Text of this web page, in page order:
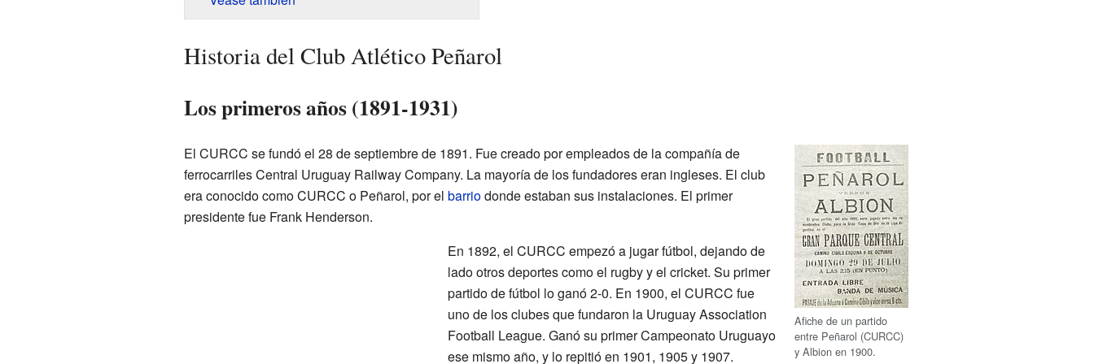
Historia del Club Atlético Peñarol
Los primeros años (1891-1931)
Afiche de un partido
entre Peñarol (CURCC)
y Albion en 1900.
El CURCC se fundó el 28 de septiembre de 1891. Fue creado por empleados de la compañía de
ferrocarriles Central Uruguay Railway Company. La mayoría de los fundadores eran ingleses. El club
era conocido como CURCC o Peñarol, por el barriodonde estaban sus instalaciones. El primer
presidente fue Frank Henderson.
En 1892, el CURCC empezó a jugar fútbol, dejando de
lado otros deportes como el rugby y el cricket. Su primer
partido de fútbol lo ganó 2-0. En 1900, el CURCC fue
uno de los clubes que fundaron la Uruguay Association
Football League. Ganó su primer Campeonato Uruguayo
ese mismo año, y lo repitió en 1901, 1905 y 1907.